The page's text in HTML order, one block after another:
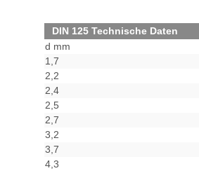
DIN 125 Technische Daten
d mm
1,7
2,2
2,4
2,5
2,7
3,2
3,7
4,3